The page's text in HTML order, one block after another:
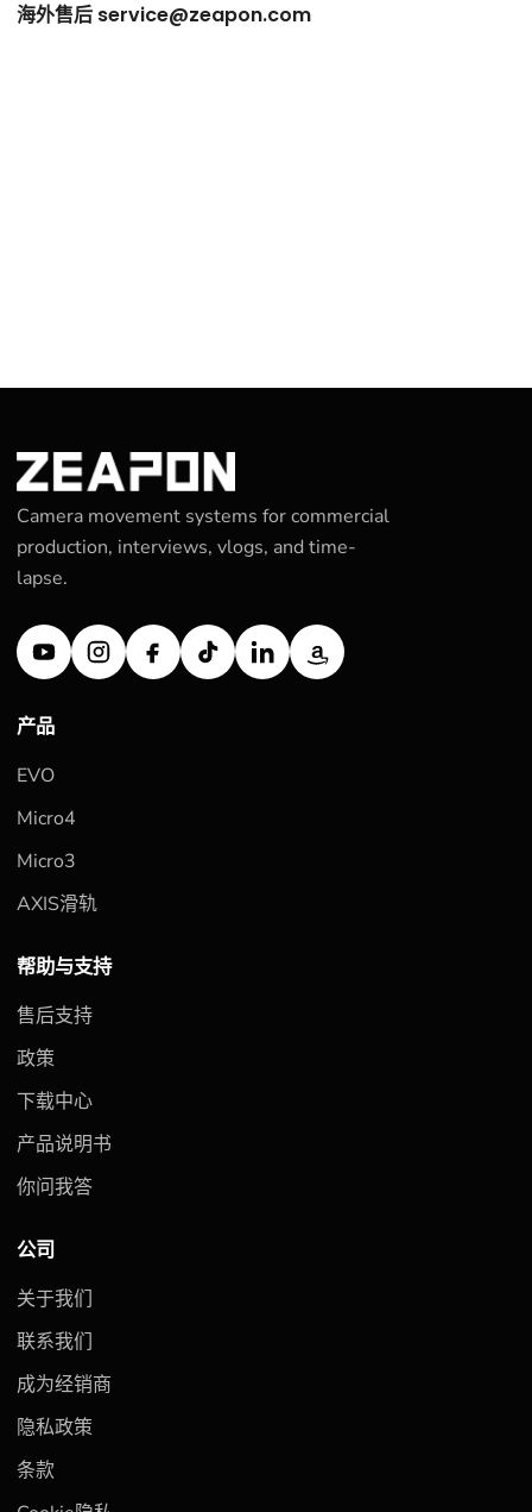
海外售后 service@zeapon.com
Camera movement systems for commercial
production, interviews, vlogs, and time-
lapse.
产品
EVO
Micro4
Micro3
AXIS滑轨
帮助与支持
售后支持
政策
下载中心
产品说明书
你问我答
公司
关于我们
联系我们
成为经销商
隐私政策
条款